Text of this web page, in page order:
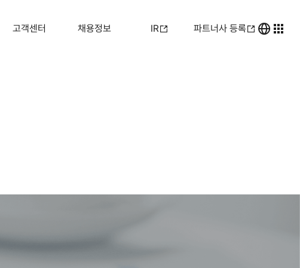
고객센터 채용정보 IR 파트너사 등록